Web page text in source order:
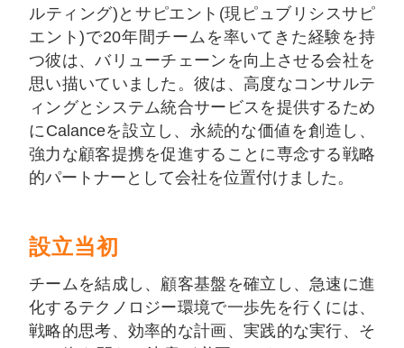
ルティング)とサピエント(現ピュブリシスサピ
エント)で20年間チームを率いてきた経験を持
つ彼は、バリューチェーンを向上させる会社を
思い描いていました。彼は、高度なコンサルテ
ィングとシステム統合サービスを提供するため
にCalanceを設立し、永続的な価値を創造し、
強力な顧客提携を促進することに専念する戦略
的パートナーとして会社を位置付けました。
設立当初
チームを結成し、顧客基盤を確立し、急速に進
化するテクノロジー環境で一歩先を行くには、
戦略的思考、効率的な計画、実践的な実行、そ